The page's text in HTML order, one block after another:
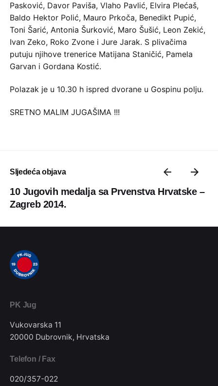
Pasković, Davor Paviša, Vlaho Pavlić, Elvira Plećaš,
Baldo Hektor Polić, Mauro Prkoča, Benedikt Pupić,
Toni Šarić, Antonia Šurković, Maro Šušić, Leon Zekić,
Ivan Zeko, Roko Zvone i Jure Jarak. S plivačima
putuju njihove trenerice Matijana Staničić, Pamela
Garvan i Gordana Kostić.
Polazak je u 10.30 h ispred dvorane u Gospinu polju.
SRETNO MALIM JUGAŠIMA !!!
Sljedeća objava
10 Jugovih medalja sa Prvenstva Hrvatske –
Zagreb 2014.
PK Jug
Vukovarska 11
20000 Dubrovnik, Hrvatska
Telefon / Fax
020/357-022